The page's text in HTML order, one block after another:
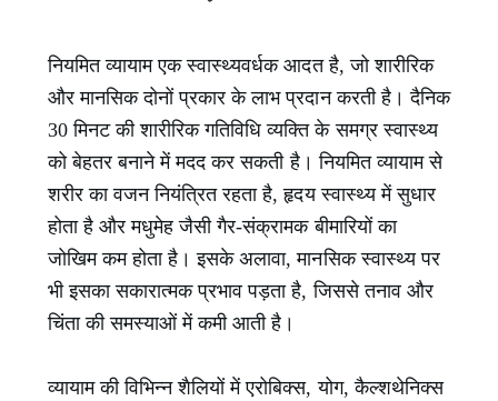
नियमित व्यायाम एक स्वास्थ्यवर्धक आदत है, जो शारीरिक
और मानसिक दोनों प्रकार के लाभ प्रदान करती है। दैनिक
30 मिनट की शारीरिक गतिविधि व्यक्ति के समग्र स्वास्थ्य
को बेहतर बनाने में मदद कर सकती है। नियमित व्यायाम से
शरीर का वजन नियंत्रित रहता है, हृदय स्वास्थ्य में सुधार
होता है और मधुमेह जैसी गैर-संक्रामक बीमारियों का
जोखिम कम होता है। इसके अलावा, मानसिक स्वास्थ्य पर
भी इसका सकारात्मक प्रभाव पड़ता है, जिससे तनाव और
चिंता की समस्याओं में कमी आती है।
व्यायाम की विभिन्न शैलियों में एरोबिक्स, योग, कैल्शथेनिक्स